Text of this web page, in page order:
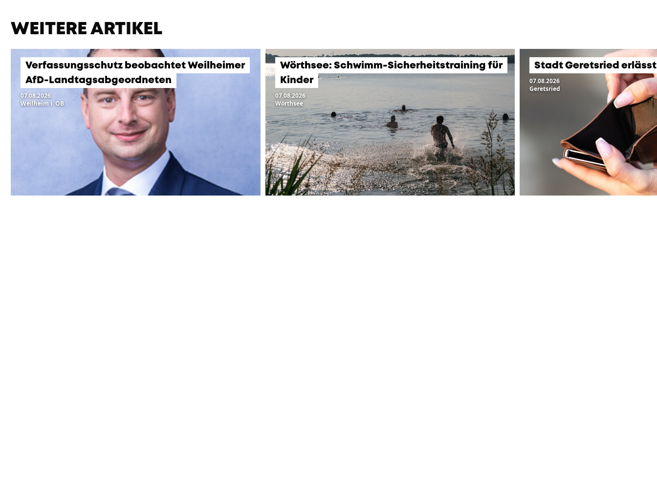
WEITERE ARTIKEL
Verfassungsschutz beobachtet Weilheimer
AfD-Landtagsabgeordneten
07.08.2026
Weilheim i. OB
Wörthsee: Schwimm-Sicherheitstraining für
Kinder
07.08.2026
Wörthsee
Stadt Geretsried
07.08.2026
Geretsried